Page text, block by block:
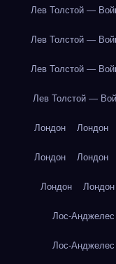
Лев Толстой —
Лев Толстой —
Лев Толстой —
Лев Толстой —
Лондон Лондон
Лондон Лондон
Лондон Лондон
Лос-Анджелес
Лос-Анджелес